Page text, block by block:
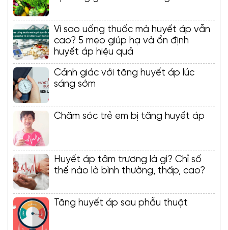
Vì sao uống thuốc mà huyết áp vẫn
cao? 5 mẹo giúp hạ và ổn định
huyết áp hiệu quả
Cảnh giác với tăng huyết áp lúc
sáng sớm
Chăm sóc trẻ em bị tăng huyết áp
Huyết áp tâm trương là gì? Chỉ số
thế nào là bình thường, thấp, cao?
Tăng huyết áp sau phẫu thuật